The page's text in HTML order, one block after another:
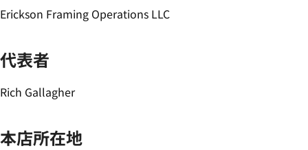
Erickson Framing Operations LLC
代表者
Rich Gallagher
本店所在地